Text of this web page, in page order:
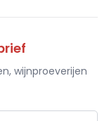
wijnproeverijen